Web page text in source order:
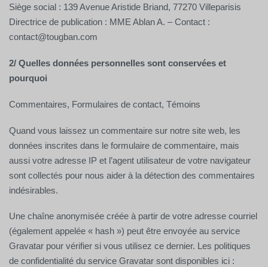
Siège social : 139 Avenue Aristide Briand, 77270 Villeparisis
Directrice de publication : MME Ablan A. – Contact :
contact@tougban.com
2/ Quelles données personnelles sont conservées et
pourquoi
Commentaires, Formulaires de contact, Témoins
Quand vous laissez un commentaire sur notre site web, les
données inscrites dans le formulaire de commentaire, mais
aussi votre adresse IP et l’agent utilisateur de votre navigateur
sont collectés pour nous aider à la détection des commentaires
indésirables.
Une chaîne anonymisée créée à partir de votre adresse courriel
(également appelée « hash ») peut être envoyée au service
Gravatar pour vérifier si vous utilisez ce dernier. Les politiques
de confidentialité du service Gravatar sont disponibles ici :